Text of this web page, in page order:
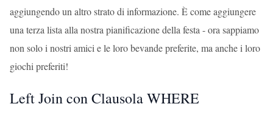
aggiungendo un altro strato di informazione. È come aggiungere
una terza lista alla nostra pianificazione della festa - ora sappiamo
non solo i nostri amici e le loro bevande preferite, ma anche i loro
giochi preferiti!
Left Join con Clausola WHERE